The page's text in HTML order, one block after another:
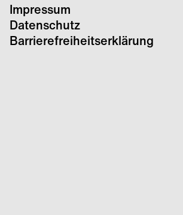
Impressum
Datenschutz
Barrierefreiheitserklärung